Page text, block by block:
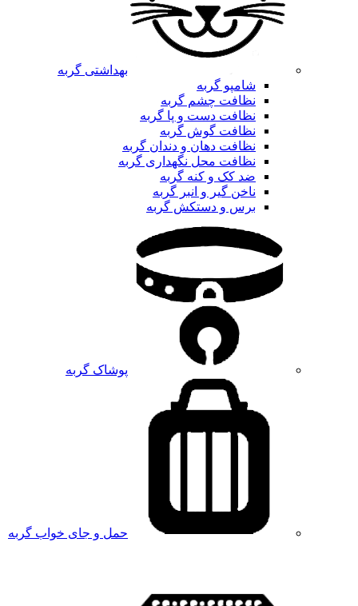
بهداشتی گربه
شامپو گربه
نظافت چشم گربه
نظافت دست و پا گربه
نظافت گوش گربه
نظافت دهان و دندان گربه
نظافت محل نگهداری گربه
ضد کک و کنه گربه
ناخن گیر و انبر گربه
برس و دستکش گربه
پوشاک گربه
حمل و جای خواب گربه